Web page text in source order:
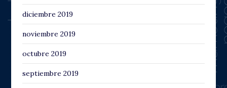
diciembre 2019
noviembre 2019
octubre 2019
septiembre 2019